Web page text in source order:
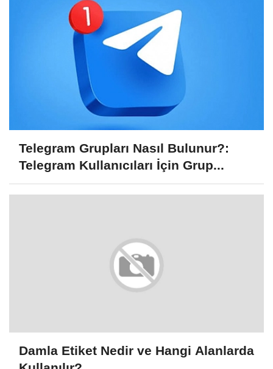
Telegram Grupları Nasıl Bulunur?:
Telegram Kullanıcıları İçin Grup...
Damla Etiket Nedir ve Hangi Alanlarda